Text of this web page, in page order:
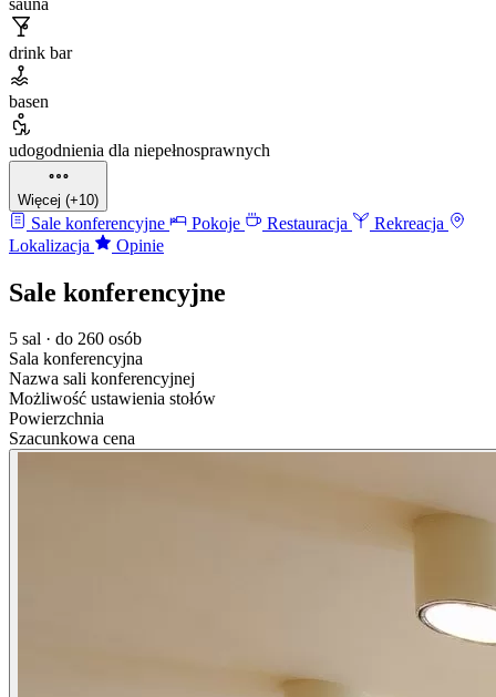
drink bar
basen
udogodnienia dla niepełnosprawnych
Więcej (+10)
Sale konferencyjne Pokoje Restauracja
Rekreacja
Lokalizacja
Opinie
Sale konferencyjne
5 sal · do 260 osób
Sala konferencyjna
Nazwa sali konferencyjnej
Możliwość ustawienia stołów
Powierzchnia
Szacunkowa cena